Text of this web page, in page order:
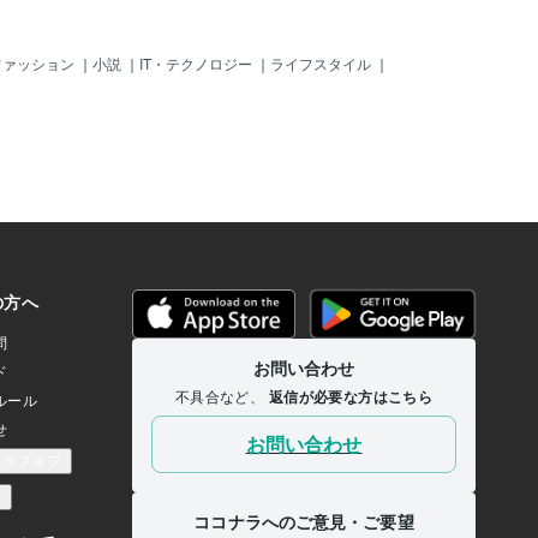
ッション ｜ 小説 ｜ IT・テクノロジー ｜ ライフスタイル ｜